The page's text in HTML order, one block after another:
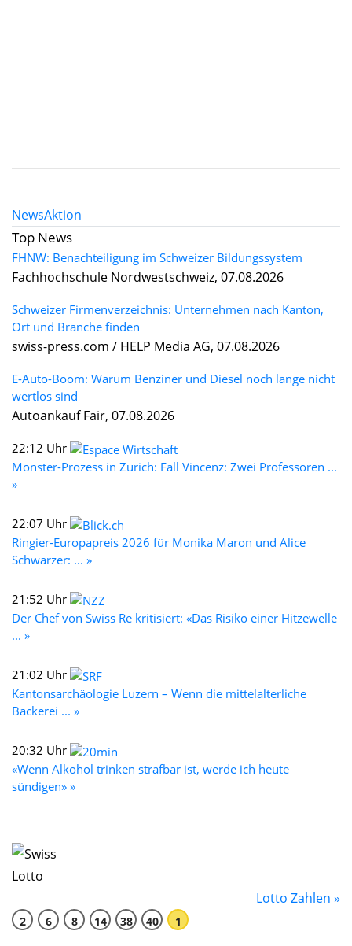
NewsAktion
Top News
FHNW: Benachteiligung im Schweizer Bildungssystem
Fachhochschule Nordwestschweiz, 07.08.2026
Schweizer Firmenverzeichnis: Unternehmen nach Kanton,
Ort und Branche finden
swiss-press.com / HELP Media AG, 07.08.2026
E-Auto-Boom: Warum Benziner und Diesel noch lange nicht
wertlos sind
Autoankauf Fair, 07.08.2026
22:12 Uhr
Monster-Prozess in Zürich: Fall Vincenz: Zwei Professoren ...
»
22:07 Uhr
Ringier-Europapreis 2026 für Monika Maron und Alice
Schwarzer: ... »
21:52 Uhr
Der Chef von Swiss Re kritisiert: «Das Risiko einer Hitzewelle
... »
21:02 Uhr
Kantonsarchäologie Luzern – Wenn die mittelalterliche
Bäckerei ... »
20:32 Uhr
«Wenn Alkohol trinken strafbar ist, werde ich heute
sündigen» »
Lotto Zahlen »
2 6 8 14 38 40 1